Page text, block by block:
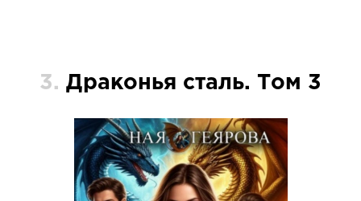
3. Драконья сталь. Том 3